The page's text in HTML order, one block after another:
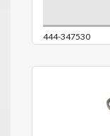
444-347530